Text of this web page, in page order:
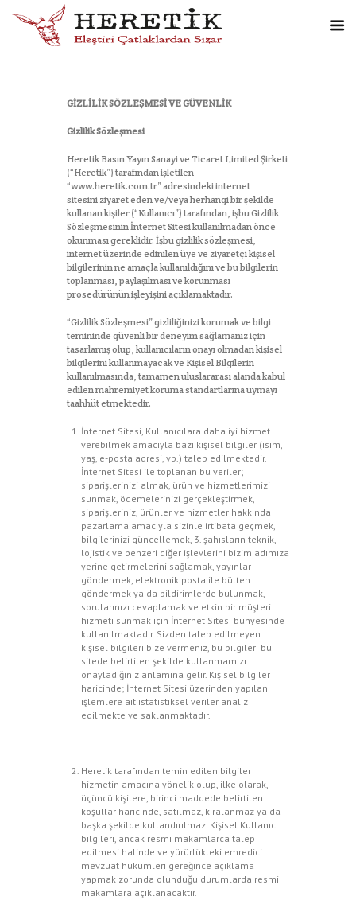
GİZLİLİK SÖZLEŞMESİ VE GÜVENLİK
Gizlilik Sözleşmesi
Heretik Basın Yayın Sanayi ve Ticaret Limited Şirketi
(“Heretik”) tarafından işletilen
“www.heretik.com.tr” adresindeki internet
sitesini ziyaret eden ve/veya herhangi bir şekilde
kullanan kişiler (“Kullanıcı”) tarafından, işbu Gizlilik
Sözleşmesinin İnternet Sitesi kullanılmadan önce
okunması gereklidir. İşbu gizlilik sözleşmesi,
internet üzerinde edinilen üye ve ziyaretçi kişisel
bilgilerinin ne amaçla kullanıldığını ve bu bilgilerin
toplanması, paylaşılması ve korunması
prosedürünün işleyişini açıklamaktadır.
“Gizlilik Sözleşmesi” gizliliğinizi korumak ve bilgi
temininde güvenli bir deneyim sağlamanız için
tasarlamış olup, kullanıcıların onayı olmadan kişisel
bilgilerini kullanmayacak ve Kişisel Bilgilerin
kullanılmasında, tamamen uluslararası alanda kabul
edilen mahremiyet koruma standartlarına uymayı
taahhüt etmektedir.
İnternet Sitesi, Kullanıcılara daha iyi hizmet
verebilmek amacıyla bazı kişisel bilgiler (isim,
yaş, e-posta adresi, vb.) talep edilmektedir.
İnternet Sitesi ile toplanan bu veriler;
siparişlerinizi almak, ürün ve hizmetlerimizi
sunmak, ödemelerinizi gerçekleştirmek,
siparişleriniz, ürünler ve hizmetler hakkında
pazarlama amacıyla sizinle irtibata geçmek,
bilgilerinizi güncellemek, 3. şahısların teknik,
lojistik ve benzeri diğer işlevlerini bizim adımıza
yerine getirmelerini sağlamak, yayınlar
göndermek, elektronik posta ile bülten
göndermek ya da bildirimlerde bulunmak,
sorularınızı cevaplamak ve etkin bir müşteri
hizmeti sunmak için İnternet Sitesi bünyesinde
kullanılmaktadır. Sizden talep edilmeyen
kişisel bilgileri bize vermeniz, bu bilgileri bu
sitede belirtilen şekilde kullanmamızı
onayladığınız anlamına gelir. Kişisel bilgiler
haricinde; İnternet Sitesi üzerinden yapılan
işlemlere ait istatistiksel veriler analiz
edilmekte ve saklanmaktadır.
Heretik tarafından temin edilen bilgiler
hizmetin amacına yönelik olup, ilke olarak,
üçüncü kişilere, birinci maddede belirtilen
koşullar haricinde, satılmaz, kiralanmaz ya da
başka şekilde kullandırılmaz. Kişisel Kullanıcı
bilgileri, ancak resmi makamlarca talep
edilmesi halinde ve yürürlükteki emredici
mevzuat hükümleri gereğince açıklama
yapmak zorunda olunduğu durumlarda resmi
makamlara açıklanacaktır.